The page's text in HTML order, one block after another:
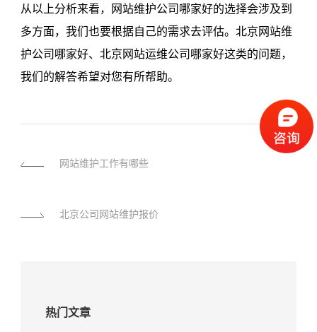
从以上分析来看，网站维护公司哪家好的选择会涉及到
多方面，我们也要根据自己的需求去评估。北京网站维
护公司哪家好、北京网站运维公司哪家好这类的问题，
我们的解答希望对您有所帮助。
网站维护工作有哪些
北京公司网站维护报价
热门文章